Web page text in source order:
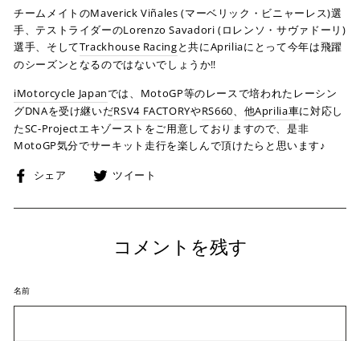
チームメイトのMaverick Viñales (マーベリック・ビニャーレス)選
手、テストライダーのLorenzo Savadori (ロレンソ・サヴァドーリ)
選手、そしてTrackhouse Racingと共にApriliaにとって今年は飛躍
のシーズンとなるのではないでしょうか‼
iMotorcycle Japanでは、MotoGP等のレースで培われたレーシン
グDNAを受け継いだRSV4 FACTORYやRS660、 他Aprilia車に対応し
たSC-Projectエキゾーストをご用意しておりますので、是非
MotoGP気分でサーキット走行を楽しんで頂けたらと思います♪
シェア
Facebook
シ
ツイート
投
す
る
コメントを残す
名前